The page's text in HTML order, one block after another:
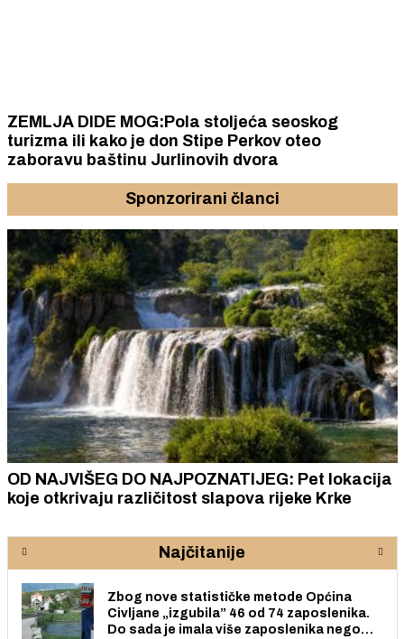
ZEMLJA DIDE MOG:Pola stoljeća seoskog
turizma ili kako je don Stipe Perkov oteo
zaboravu baštinu Jurlinovih dvora
Sponzorirani članci
OD NAJVIŠEG DO NAJPOZNATIJEG: Pet lokacija
koje otkrivaju različitost slapova rijeke Krke
Najčitanije
Zbog nove statističke metode Općina
Civljane „izgubila” 46 od 74 zaposlenika.
Do sada je imala više zaposlenika nego